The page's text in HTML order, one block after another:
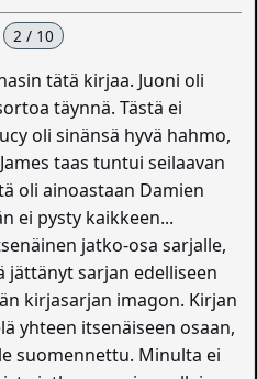
2 / 10
tätä kirjaa. Juoni oli
täynnä. Tästä ei
oli sinänsä hyvä hahmo,
taas tuntui seilaavan
oli ainoastaan Damien
ei pysty kaikkeen...
jatko-osa sarjalle,
jättänyt sarjan edelliseen
kirjasarjan imagon. Kirjan
yhteen itsenäiseen osaan,
suomennettu. Minulta ei